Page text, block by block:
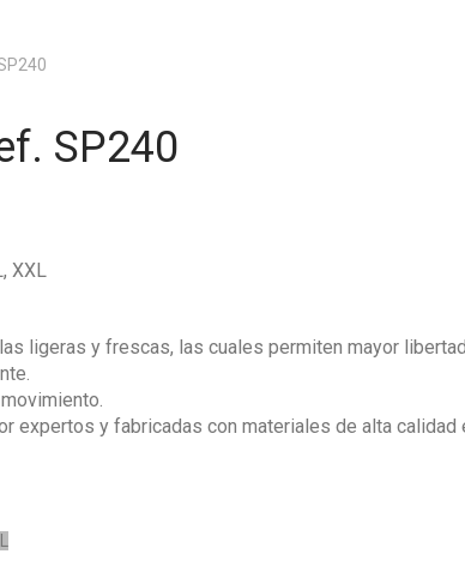
SP240
XXL
ligeras y frescas, las cuales permiten mayor
expertos y fabricadas con materiales de alta